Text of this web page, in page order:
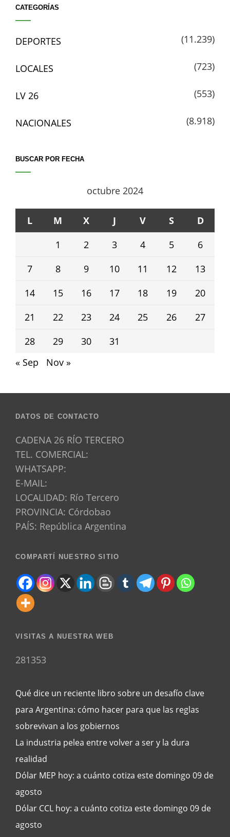
CATEGORÍAS
DEPORTES (11.239)
LOCALES (723)
LV 26 (553)
NACIONALES (8.918)
BUSCAR POR FECHA
octubre 2024
L M X J V S
D
1
2 3 4 5
6
7
8 9 10 11 12
13
14
15 16 17 18 19
20
21
22 23 24 25 26
27
28
29 30
31
« Sep
Nov »
DATOS DE CONTACTO
CADENA 26 RÍO TERCERO
TEL. COMERCIAL:
WHATSAPP:
E-MAIL:
LOCALIDAD: Río Tercero
PROVINCIA: Córdobao
PAÍS: República Argentina
COMPARTÍ NUESTRO SITIO
VISITAS A NUESTRA WEB
281353
Qué dice un reciente libro sobre un desafío clave
para Argentina: cómo hacer para que las reglas
sobrevivan a los gobiernos
La industria pelea entre volver a ser y la dura
realidad
Dólar MEP hoy: a cuánto cotiza este domingo 09 de
agosto
Dólar CCL hoy: a cuánto cotiza este domingo 09 de
agosto